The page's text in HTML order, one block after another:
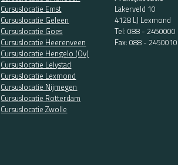
Cursuslocatie Emst
Cursuslocatie Geleen
Cursuslocatie Goes
Cursuslocatie Heerenveen
Cursuslocatie Hengelo (Ov)
Cursuslocatie Lelystad
Cursuslocatie Lexmond
Cursuslocatie Nijmegen
Cursuslocatie Rotterdam
Cursuslocatie Zwolle
Lakerveld 10
4128 LJ Lexmond
Tel:088 - 2450000
Fax: 088 - 2450010